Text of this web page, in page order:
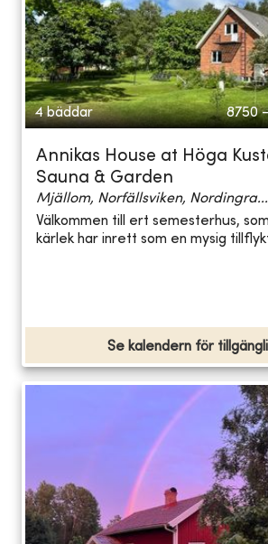
4 bäddar 8750
Annikas House at Höga
Sauna & Garden
Mjällom, Norfällsviken, Nordingra...
Välkommen till ert semesterhus,
kärlek har inrett som en mysig
Se kalendern för